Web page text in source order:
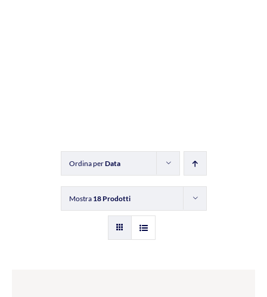
Ordina perData
Mostra 18 Prodotti